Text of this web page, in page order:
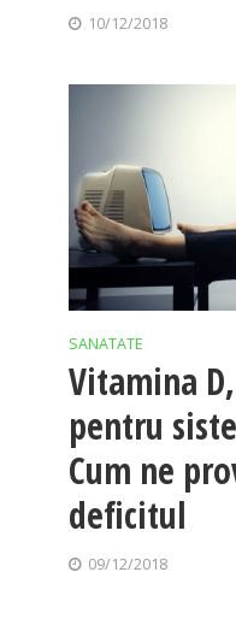
10/12/2018
SANATATE
Vitamina
pentru
Cum ne
deficitul
09/12/2018